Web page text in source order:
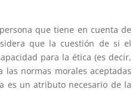
que tiene en cuenta de
que la cuestión de si el
para la ética (es decir,
las normas morales aceptadas
es un atributo necesario de la